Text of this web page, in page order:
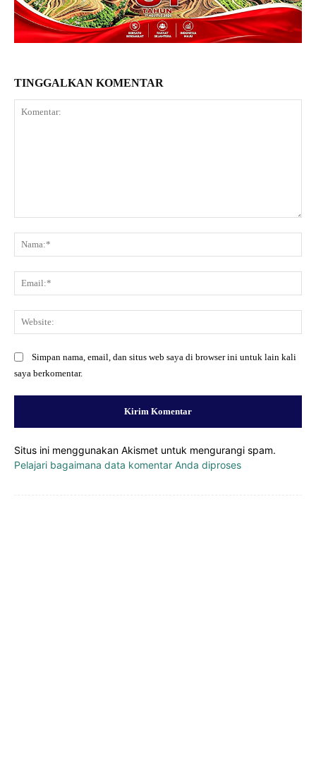
TINGGALKAN KOMENTAR
Simpan nama, email, dan situs web saya di browser ini untuk lain kali
saya berkomentar.
Situs ini menggunakan Akismet untuk mengurangi spam.
Pelajari bagaimana data komentar Anda diproses